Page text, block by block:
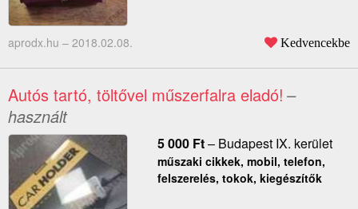
aprodx.hu – 2018.02.08. Kedvencekbe
Autós tartó, töltővel műszerfalra eladó! –
használt
5 000 Ft– Budapest IX. kerület
műszaki cikkek, mobil, telefon,
felszerelés, tokok, kiegészítők